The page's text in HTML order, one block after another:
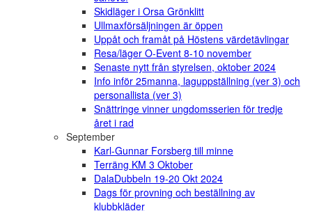
Skidläger i Orsa Grönklitt
Ullmaxförsäljningen är öppen
Uppåt och framåt på Höstens värdetävlingar
Resa/läger O-Event 8-10 november
Senaste nytt från styrelsen, oktober 2024
Info inför 25manna, laguppställning (ver 3) och
personallista (ver 3)
Snättringe vinner ungdomsserien för tredje
året i rad
September
Karl-Gunnar Forsberg till minne
Terräng KM 3 Oktober
DalaDubbeln 19-20 Okt 2024
Dags för provning och beställning av
klubbkläder